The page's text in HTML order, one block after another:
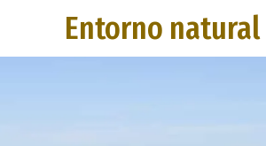
Entorno natural